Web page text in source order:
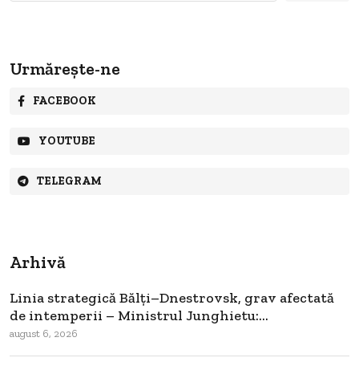
Urmărește-ne
FACEBOOK
YOUTUBE
TELEGRAM
Arhivă
Linia strategică Bălți–Dnestrovsk, grav afectată
de intemperii – Ministrul Junghietu:...
august 6, 2026